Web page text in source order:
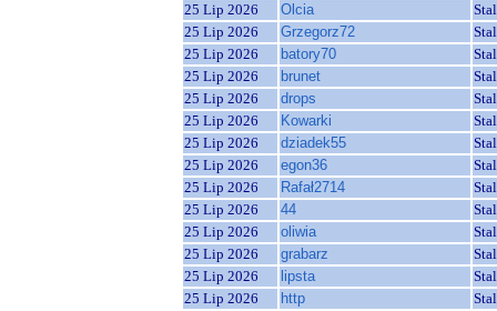
25 Lip 2026
Olcia
25 Lip 2026
Grzegorz72
25 Lip 2026
batory70
25 Lip 2026
brunet
25 Lip 2026
drops
25 Lip 2026
Kowarki
25 Lip 2026
dziadek55
25 Lip 2026
egon36
25 Lip 2026
Rafał2714
25 Lip 2026
44
25 Lip 2026
oliwia
25 Lip 2026
grabarz
25 Lip 2026
lipsta
25 Lip 2026
http